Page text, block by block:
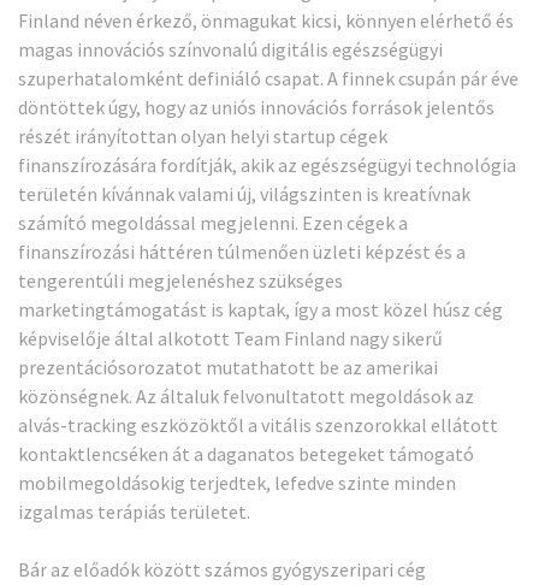
Finland néven érkező, önmagukat kicsi, könnyen elérhető és
magas innovációs színvonalú digitális egészségügyi
szuperhatalomként definiáló csapat. A finnek csupán pár éve
döntöttek úgy, hogy az uniós innovációs források jelentős
részét irányítottan olyan helyi startup cégek
finanszírozására fordítják, akik az egészségügyi technológia
területén kívánnak valami új, világszinten is kreatívnak
számító megoldással megjelenni. Ezen cégek a
finanszírozási háttéren túlmenően üzleti képzést és a
tengerentúli megjelenéshez szükséges
marketingtámogatást is kaptak, így a most közel húsz cég
képviselője által alkotott Team Finland nagy sikerű
prezentációsorozatot mutathatott be az amerikai
közönségnek. Az általuk felvonultatott megoldások az
alvás-tracking eszközöktől a vitális szenzorokkal ellátott
kontaktlencséken át a daganatos betegeket támogató
mobilmegoldásokig terjedtek, lefedve szinte minden
izgalmas terápiás területet.
Bár az előadók között számos gyógyszeripari cég